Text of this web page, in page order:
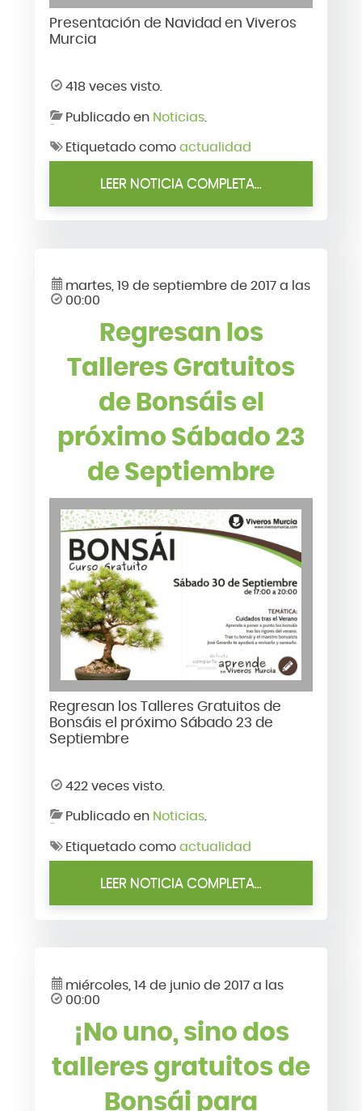
Presentación de Navidad en Viveros
Murcia
418 veces visto.
Publicado en Noticias.
Etiquetado como actualidad
LEER NOTICIA COMPLETA...
martes, 19 de septiembre de 2017 a las
00:00
Regresan los
Talleres Gratuitos
de Bonsáis el
próximo Sábado 23
de Septiembre
Regresan los Talleres Gratuitos de
Bonsáis el próximo Sábado 23 de
Septiembre
422 veces visto.
Publicado en Noticias.
Etiquetado como actualidad
LEER NOTICIA COMPLETA...
miércoles, 14 de junio de 2017 a las
00:00
¡No uno, sino dos
talleres gratuitos de
Bonsái para